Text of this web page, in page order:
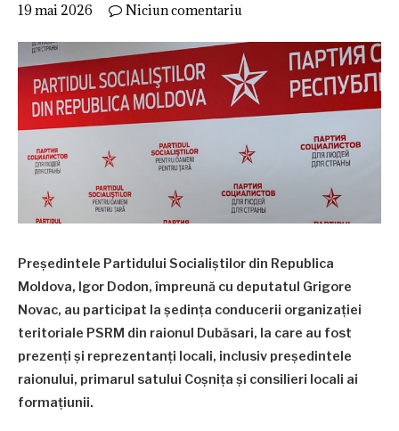
19 mai 2026 Niciun comentariu
Președintele Partidului Socialiștilor din Republica
Moldova, Igor Dodon, împreună cu deputatul Grigore
Novac, au participat la ședința conducerii organizației
teritoriale PSRM din raionul Dubăsari, la care au fost
prezenți și reprezentanți locali, inclusiv președintele
raionului, primarul satului Coșnița și consilieri locali ai
formațiunii.